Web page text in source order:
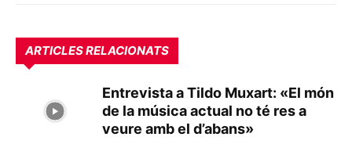
ARTICLES RELACIONATS
Entrevista a Tildo Muxart: «El món
de la música actual no té res a
veure amb el d’abans»